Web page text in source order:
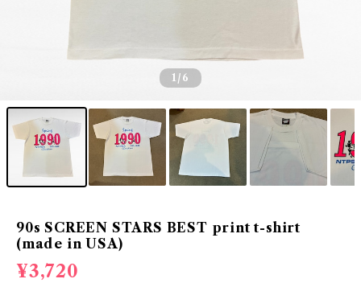
1 /6
90s SCREEN STARS BEST print t-shirt
(made in USA)
¥3,720